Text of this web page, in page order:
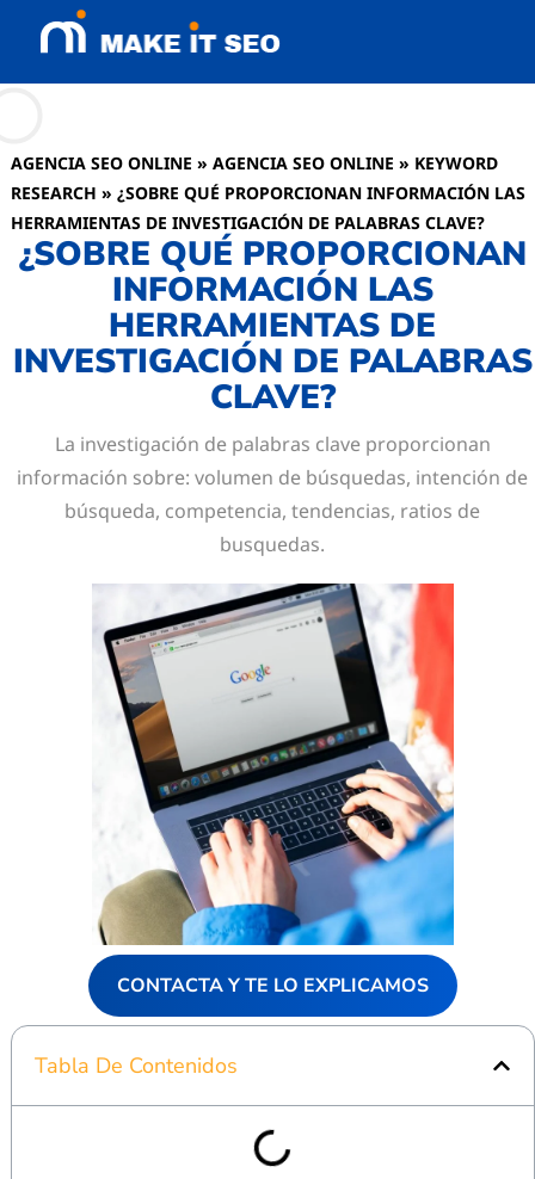
AGENCIA SEO ONLINE » AGENCIA SEO ONLINE » KEYWORD
RESEARCH » ¿SOBRE QUÉ PROPORCIONAN INFORMACIÓN LAS
HERRAMIENTAS DE INVESTIGACIÓN DE PALABRAS CLAVE?
¿SOBRE QUÉ PROPORCIONAN
INFORMACIÓN LAS
HERRAMIENTAS DE
INVESTIGACIÓN DE PALABRAS
CLAVE?
La investigación de palabras clave proporcionan
información sobre: volumen de búsquedas, intención de
búsqueda, competencia, tendencias, ratios de
busquedas.
CONTACTA Y TE LO EXPLICAMOS
Tabla De Contenidos